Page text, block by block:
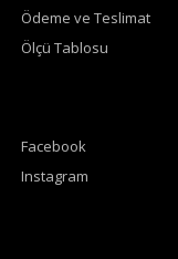
Ödeme ve Teslimat
Ölçü Tablosu
Facebook
Instagram